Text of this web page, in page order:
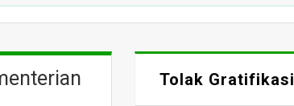
Tolak Gratifikasi